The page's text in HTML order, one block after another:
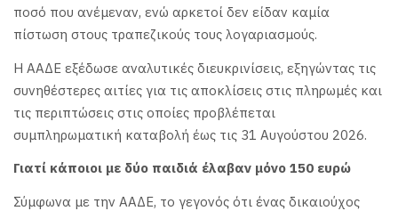
ποσό που ανέμεναν, ενώ αρκετοί δεν είδαν καμία
πίστωση στους τραπεζικούς τους λογαριασμούς.
Η ΑΑΔΕ εξέδωσε αναλυτικές διευκρινίσεις, εξηγώντας τις
συνηθέστερες αιτίες για τις αποκλίσεις στις πληρωμές και
τις περιπτώσεις στις οποίες προβλέπεται
συμπληρωματική καταβολή έως τις 31 Αυγούστου 2026.
Γιατί κάποιοι με δύο παιδιά έλαβαν μόνο 150 ευρώ
Σύμφωνα με την ΑΑΔΕ, το γεγονός ότι ένας δικαιούχος